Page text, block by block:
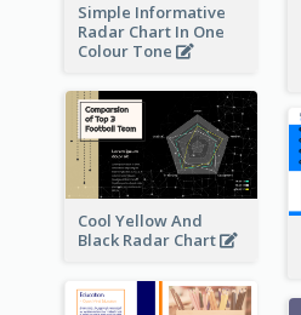
Simple Informative
Radar Chart In One
Colour Tone
Cool Yellow And
Black Radar Chart